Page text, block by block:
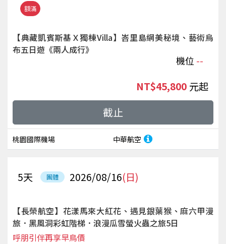
額滿
【典藏凱賓斯基Ｘ獨棟Villa】峇里島網美秘境、藝術烏
布五日遊《兩人成行》
機位 --
桃園國際機場 中華航空
NT$45,800 起
截止
團體 2026/08/16(日)
5天
【長榮航空】花漾馬來大紅花、遇見銀葉猴、麻六甲漫
旅．黑風洞彩虹階梯．浪漫瓜雪螢火蟲之旅5日
呼朋引伴再享早鳥價